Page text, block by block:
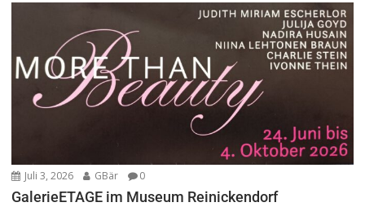
Juli 3, 2026 GBär 0
GalerieETAGE im Museum Reinickendorf